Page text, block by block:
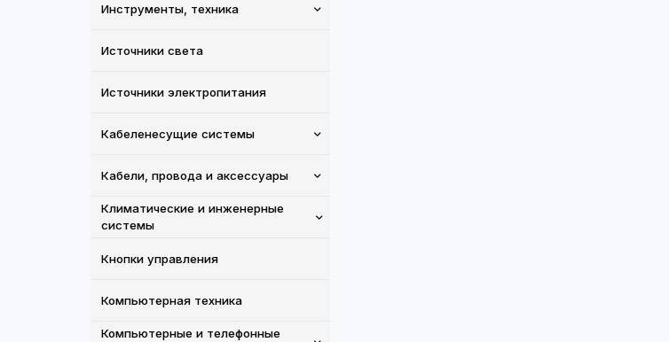
Инструменты, техника
Источники света
Источники электропитания
Кабеленесущие системы
Кабели, провода и аксессуары
Климатические и инженерные
системы
Кнопки управления
Компьютерная техника
Компьютерные и телефонные